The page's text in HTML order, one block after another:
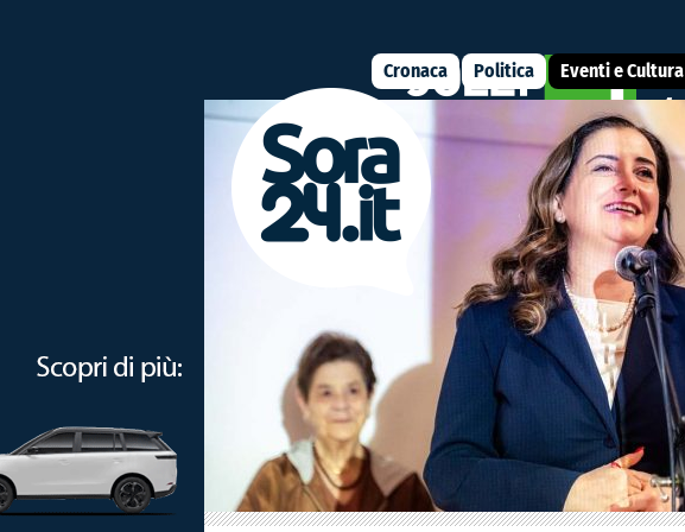
Cronaca Politica Eventi e Cultura